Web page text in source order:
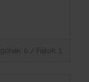
0 / Fájlok: 1